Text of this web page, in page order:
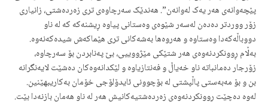
پێچەوانەی هەر یەک لەوانەن”. هەندێک سەرچاوەی تری زەردەشتی، زانیاری
زۆر ووردتر دەدەن لەسەر شێوەی وەستانی پیاوە ڕیشنەکە کە لە ناو
دووباڵەکەدا وەستاوە و هەروەها بەشەکانی تری هێماکەش شیدەکەنەوە.
بەڵام ڕوونکردنەوەی هەر شتێکی مێژووییی، بێ پەنابردن بۆ سەرچاوە،
زۆرجار دەمانباتە ناو خەیاڵ و فەنتازیاوە و لێکدانەوەکان دەشێت لایەنگرانە
بن و بۆ مەبەستی پاڵپشتی لە بۆچوونی ئایدۆلۆجی خۆمان بەکاریبهێنین.
لەوە دەچێت ڕوونکردنەوەی زەردەشتیەکانیش هەر لە ناو هەمان بازنەدا بێت.